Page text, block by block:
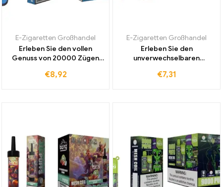
E-Zigaretten Großhandel
Erleben Sie den vollen
Genuss von 20000 Zügen
Dual Mesh Einweg E-
€8,92
E-Zigaretten Großhandel
Erleben Sie den
unverwechselbaren
12000 Puffs Einweg E-
€7,31